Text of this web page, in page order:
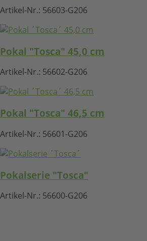
Artikel-Nr.: 56603-G206
Pokal "Tosca" 45,0 cm
Artikel-Nr.: 56602-G206
Pokal "Tosca" 46,5 cm
Artikel-Nr.: 56601-G206
Pokalserie "Tosca"
Artikel-Nr.: 56600-G206